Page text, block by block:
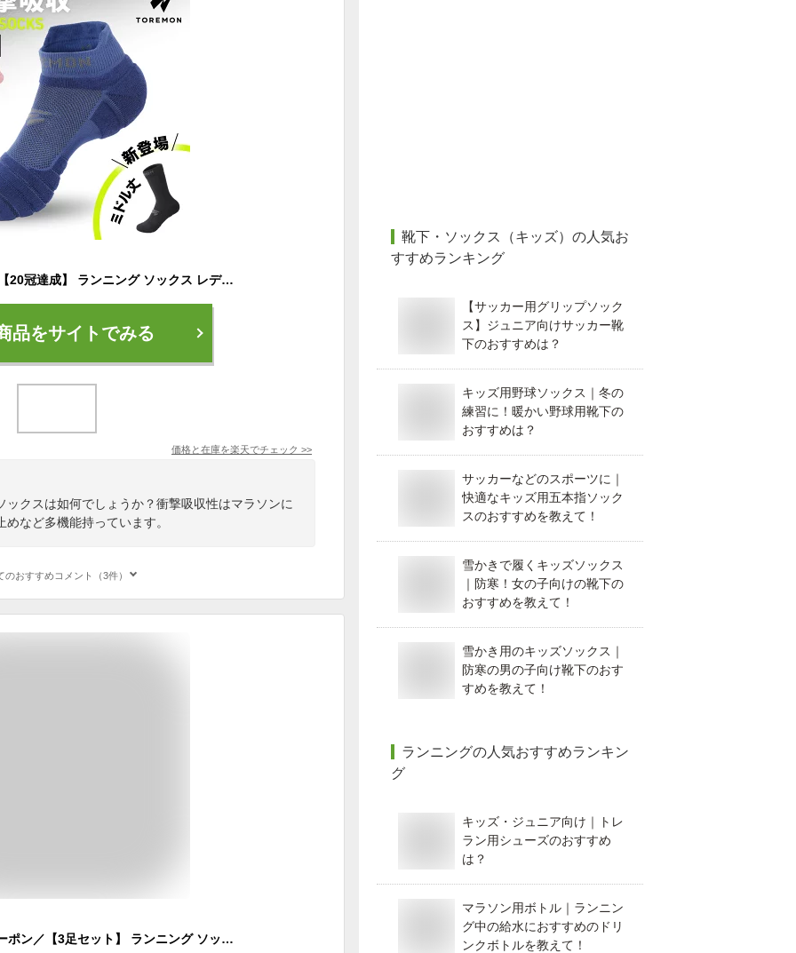
＼5%OFFクーポン／【20冠達成】 ランニング ソックス レディース メンズ キッズ スポーツ 靴下 厚手 トレラン ソックス 子供用 ジュニア マラソン ジョギング ウォーキング サッカー テニス 衝撃吸収 吸汗 速乾 通気性 脱げにくい 靴ずれ 防止 抗菌 防臭
品をサイトでみる
価格と在庫を楽天でチェック >>
クスは如何でしょうか？衝撃吸収性はマラソンに
など多機能持っています。
のおすすめコメント（3件）
＼最大1000円OFFクーポン／【3足セット】 ランニング ソックス 滑り止め ミドル ロング 厚手 レディース メンズ キッズ スポーツ 靴下 ソックス 子供用 マラソン ジョギング ウォーキング サッカー テニス 吸汗 速乾 通気性 脱げにくい 靴ずれ 防止 抗菌
靴下・ソックス（キッズ） の人気お
すすめランキング
【サッカー用グリップソック
ス】ジュニア向けサッカー靴
下のおすすめは？
キッズ用野球ソックス｜冬の
練習に！暖かい野球用靴下の
おすすめは？
サッカーなどのスポーツに｜
快適なキッズ用五本指ソック
スのおすすめを教えて！
雪かきで履くキッズソックス
｜防寒！女の子向けの靴下の
おすすめを教えて！
雪かき用のキッズソックス｜
防寒の男の子向け靴下のおす
すめを教えて！
ランニングの人気おすすめランキン
グ
キッズ・ジュニア向け｜トレ
ラン用シューズのおすすめ
は？
マラソン用ボトル｜ランニン
グ中の給水におすすめのドリ
ンクボトルを教えて！